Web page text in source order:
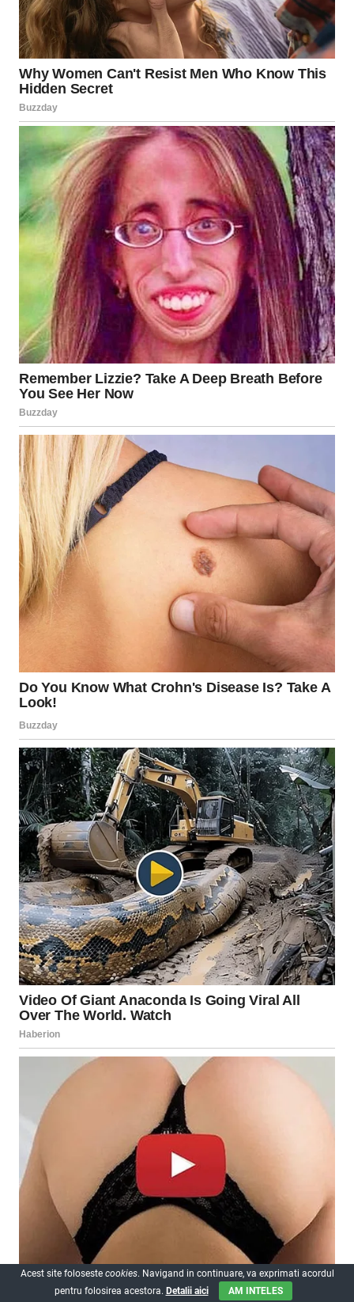
Acest site foloseste cookies. Navigand in continuare, va exprimati acordul
pentru folosirea acestora. Detalii aici AM INTELES